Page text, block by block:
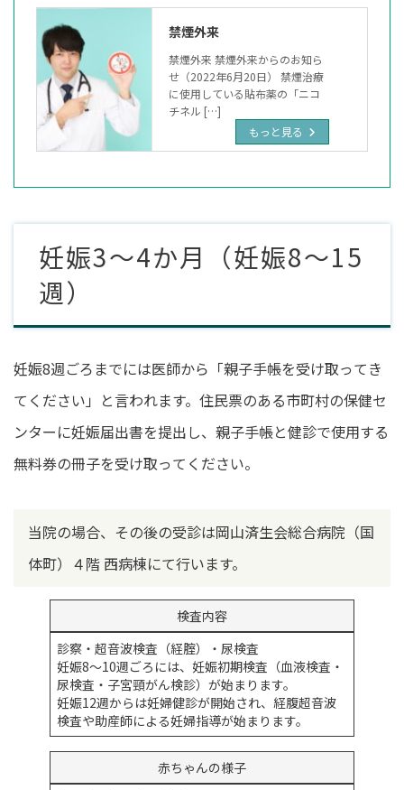
禁煙外来
禁煙外来 禁煙外来からのお知ら
せ（2022年6月20日） 禁煙治療
に使用している貼布薬の「ニコ
チネル […]
もっと見る
妊娠3～4か月（妊娠8～15
週）
妊娠8週ごろまでには医師から「親子手帳を受け取ってき
てください」と言われます。住民票のある市町村の保健セ
ンターに妊娠届出書を提出し、親子手帳と健診で使用する
無料券の冊子を受け取ってください。
当院の場合、その後の受診は岡山済生会総合病院（国
体町）４階 西病棟にて行います。
検査内容
診察・超音波検査（経腟）・尿検査
妊娠8～10週ごろには、妊娠初期検査（血液検査・
尿検査・子宮頸がん検診）が始まります。
妊娠12週からは妊婦健診が開始され、経腹超音波
検査や助産師による妊婦指導が始まります。
赤ちゃんの様子